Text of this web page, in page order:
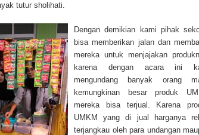
tutur sholihati.
Dengan demikian kami pihak
bisa memberikan jalan dan
mereka untuk menjajakan
karena dengan acara ini
mengundang banyak orang
kemungkinan besar produk
mereka bisa terjual. Karena
UMKM yang di jual harganya
terjangkau oleh para undangan